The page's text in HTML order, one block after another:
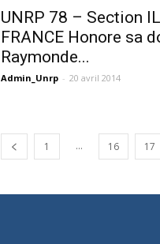
UNRP 78 – Section
FRANCE Honore sa
Raymonde...
Admin_Unrp - 20 avril 2014
1 ... 16 17